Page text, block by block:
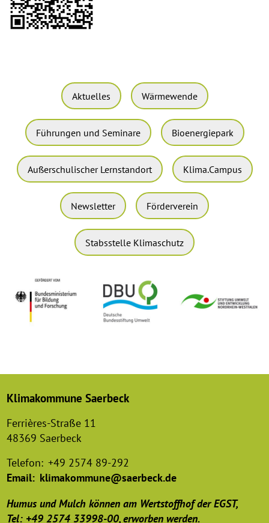
Aktuelles Wärmewende
Führungen und Seminare Bioenergiepark
Außerschulischer Lernstandort Klima.Campus
Newsletter Förderverein
Stabsstelle Klimaschutz
Klimakommune Saerbeck
Ferrières-Straße 11
48369 Saerbeck
Telefon: +49 2574 89-292
Email: klimakommune@saerbeck.de
Humus und Mulch können am Wertstoffhof der EGST,
Tel: +49 2574 33998-00, erworben werden.